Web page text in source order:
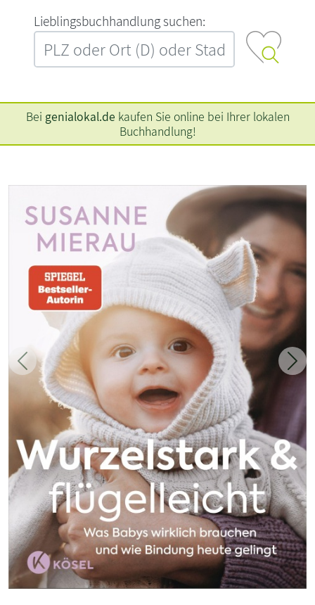
L‍i‍e‍b‍l‍i‍n‍g‍s‍b‍u‍c‍h‍h‍a‍n‍d‍l‍u‍n‍g‍ ‍s‍u‍c‍h‍e‍n‍:‍
Bei genialokal.de kaufen Sie online bei Ihrer lokalen
Buchhandlung!
Zurück